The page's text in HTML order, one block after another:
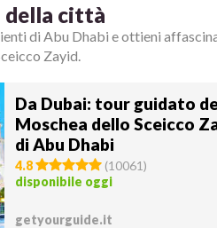
della città
di Abu Dhabi e ottieni
Zayid.
Da Dubai: tour guidato
Moschea dello Sceicco
di Abu Dhabi
4.8 (10061)
disponibile oggi
getyourguide.it